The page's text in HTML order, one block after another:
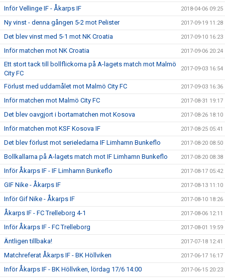
Inför Vellinge IF - Åkarps IF 2018-04-06 09:25
Ny vinst - denna gången 5-2 mot Pelister 2017-09-19 11:28
Det blev vinst med 5-1 mot NK Croatia 2017-09-10 16:23
Inför matchen mot NK Croatia 2017-09-06 20:24
Ett stort tack till bollflickorna på A-lagets match mot Malmö
City FC
2017-09-03 16:54
Förlust med uddamålet mot Malmö City FC 2017-09-03 16:36
Inför matchen mot Malmö City FC 2017-08-31 19:17
Det blev oavgjort i bortamatchen mot Kosova 2017-08-26 18:10
Inför matchen mot KSF Kosova IF 2017-08-25 05:41
Det blev förlust mot serieledarna IF Limhamn Bunkeflo 2017-08-20 08:50
Bollkallarna på A-lagets match mot IF Limhamn Bunkeflo 2017-08-20 08:38
Inför Åkarps IF - IF Limhamn Bunkeflo 2017-08-17 05:42
GIF Nike - Åkarps IF 2017-08-13 11:10
Inför Gif Nike - Åkarps IF 2017-08-10 18:26
Åkarps IF - FC Trelleborg 4-1 2017-08-06 12:11
Inför Åkarps IF - FC Trelleborg 2017-08-01 19:59
Äntligen tillbaka! 2017-07-18 12:41
Matchreferat Åkarps IF - BK Höllviken 2017-06-17 16:17
Inför Åkarps IF - BK Höllviken, lördag 17/6 14:00 2017-06-15 20:23